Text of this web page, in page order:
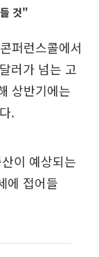
것"
퍼런스콜에서
러가 넘는 고
상반기에는
.
이 예상되는
에 접어들